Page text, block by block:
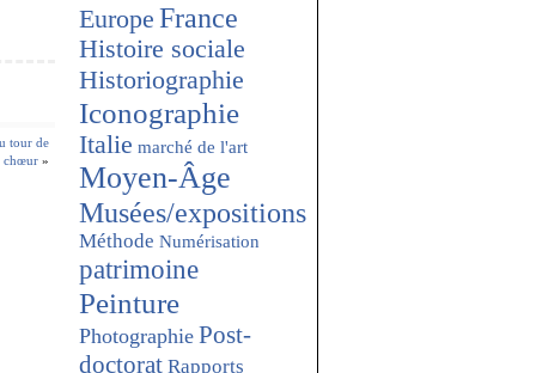
tour de
chœur »
Europe France
Histoire sociale
Historiographie
Iconographie
Italie marché de l'art
Moyen-Âge
Musées/expositions
Méthode Numérisation
patrimoine
Peinture
Photographie Post-
doctorat Rapports